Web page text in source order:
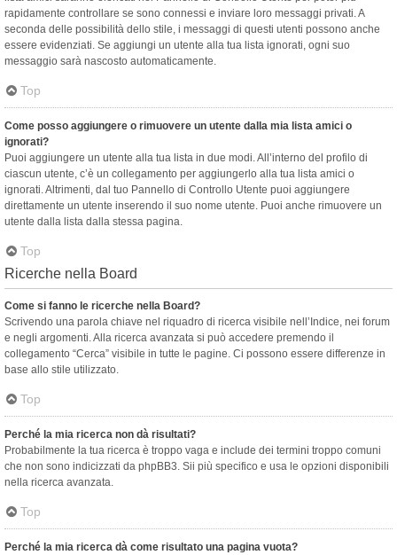
rapidamente controllare se sono connessi e inviare loro messaggi privati. A
seconda delle possibilità dello stile, i messaggi di questi utenti possono anche
essere evidenziati. Se aggiungi un utente alla tua lista ignorati, ogni suo
messaggio sarà nascosto automaticamente.
Top
Come posso aggiungere o rimuovere un utente dalla mia lista amici o
ignorati?
Puoi aggiungere un utente alla tua lista in due modi. All’interno del profilo di
ciascun utente, c’è un collegamento per aggiungerlo alla tua lista amici o
ignorati. Altrimenti, dal tuo Pannello di Controllo Utente puoi aggiungere
direttamente un utente inserendo il suo nome utente. Puoi anche rimuovere un
utente dalla lista dalla stessa pagina.
Top
Ricerche nella Board
Come si fanno le ricerche nella Board?
Scrivendo una parola chiave nel riquadro di ricerca visibile nell’Indice, nei forum
e negli argomenti. Alla ricerca avanzata si può accedere premendo il
collegamento “Cerca” visibile in tutte le pagine. Ci possono essere differenze in
base allo stile utilizzato.
Top
Perché la mia ricerca non dà risultati?
Probabilmente la tua ricerca è troppo vaga e include dei termini troppo comuni
che non sono indicizzati da phpBB3. Sii più specifico e usa le opzioni disponibili
nella ricerca avanzata.
Top
Perché la mia ricerca dà come risultato una pagina vuota?